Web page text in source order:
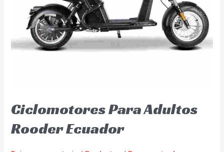
Ciclomotores Para Adultos
Rooder Ecuador